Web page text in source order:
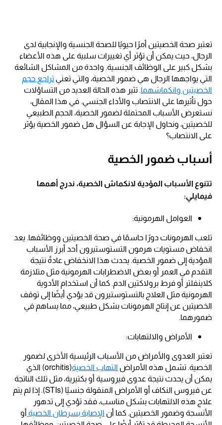
تعتبر صحة الخصيتين أمرًا حيويًا للصحة الجنسية والإنجابية لدى
الرجال، حيث يمكن أن تؤثر أي تغييرات سلبية على هذه الأعضاء
بشكل كبير على الوظائف الجنسية. واحدة من المشاكل الشائعة
التي يواجهها الرجال هي ضمور الخصية، والتي تعني تراجع حجم
الخصيتين وانكماشهما. تثير هذه الحالة العديد من التساؤلات
حول تأثيرها على الانتصاب والأداء الجنسي. في هذا المقال،
نستعرض الأسباب المحتملة لضمور الخصية، الحجم الطبيعي
للخصيتين، ونحاول الإجابة عن السؤال هل ضمور الخصية يؤثر
على الانتصاب؟
أسباب ضمور الخصية
تتنوع الأسباب المؤدية لانكماش الخصية، ندرج أهمها
فيمايلي:
العوامل الهرمونية:
تلعب الهرمونات دورًا حاسمًا في صحة الخصيتين ووظائفها. يعد
انخفاض مستويات هرمون التستوستيرون أحد أبرز الأسباب
المؤدية إلى ضمور الخصية. يحدث هذا الانخفاض عادةً نتيجة
التقدم في العمر أو بعض الاضطرابات الهرمونية مثل متلازمة
كلاينفلتر أو فرط برولاكتين الدم. كما أن استخدام الأدوية
الهرمونية مثل العلاج بالتستوستيرون قد يؤدي أيضًا إلى توقف
الخصيتين عن إنتاج الهرمونات بشكل طبيعي، مما يساهم في
ضمورهما.
الأمراض والالتهابات:
تعتبر العدوى والأمراض من الأسباب الرئيسية الأخرى لضمور
الخصية. تشمل هذه الأمراض التهاب الخصية
(orchitis) الذي
يمكن أن يحدث نتيجة عدوى فيروسية أو بكتيرية، مثل تلك الناتجة
عن فيروس النكاف أو الأمراض المنقولة جنسيًا (STIs). إذا لم يتم
علاج هذه الالتهابات بشكل مناسب، فقد تؤدي إلى تدهور
الأنسجة وضمور الخصيتين. كما أن الإصابة بسرطان الخصية أو